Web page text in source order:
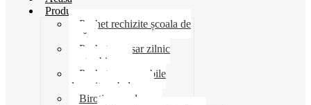
Produse
Pachet rechizite școala de
vară
Pachet necesar zilnic
pentru birou
Pachet consumabile
depozit-ambalare
Birotica-produse